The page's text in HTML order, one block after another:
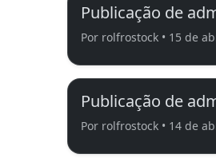
Publicação de
Por rolfrostock • 15 de
Publicação de
Por rolfrostock • 14 de